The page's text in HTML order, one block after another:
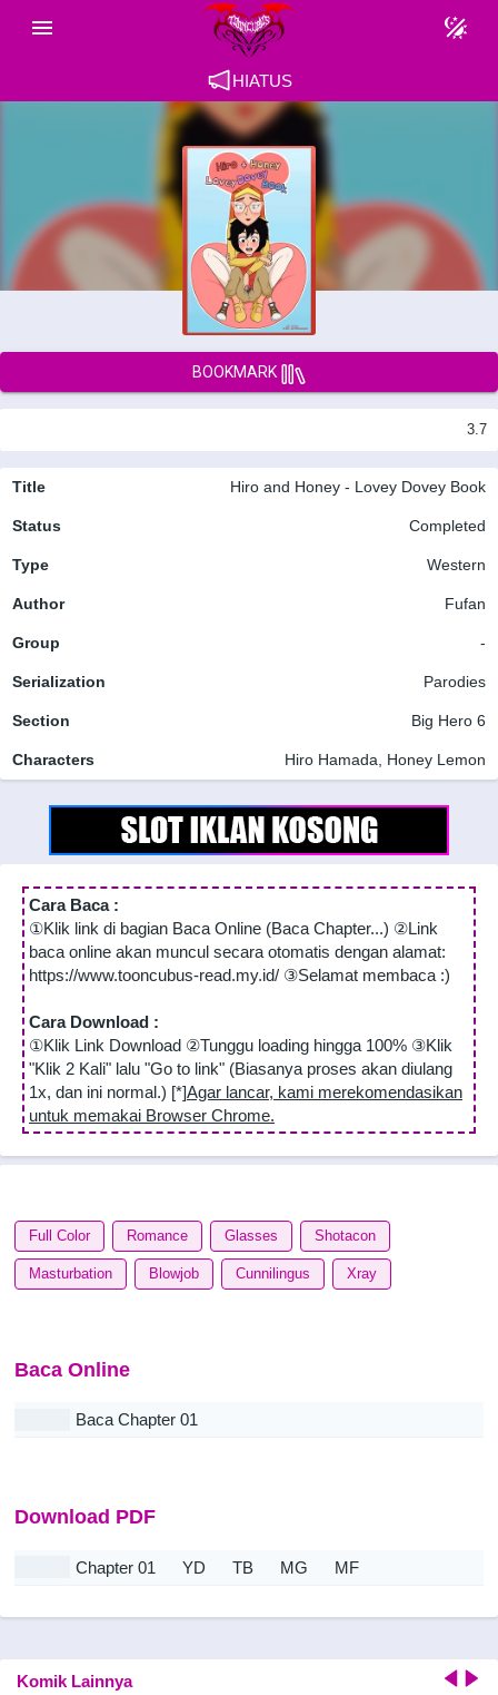
HIATUS
BOOKMARK
3.7
Title Hiro and Honey - Lovey Dovey Book
Status Completed
Type Western
Author Fufan
Group -
Serialization Parodies
Section Big Hero 6
Characters Hiro Hamada, Honey Lemon
Cara Baca :
①Klik link di bagian Baca Online (Baca Chapter...) ②Link
baca online akan muncul secara otomatis dengan alamat:
https://www.tooncubus-read.my.id/ ③Selamat membaca :)
Cara Download :
①Klik Link Download ②Tunggu loading hingga 100% ③Klik
"Klik 2 Kali" lalu "Go to link" (Biasanya proses akan diulang
1x, dan ini normal.) [*]Agar lancar, kami merekomendasikan
untuk memakai Browser Chrome.
Full Color Romance Glasses Shotacon
Masturbation Blowjob Cunnilingus Xray
Baca Online
Baca Chapter 01
Download PDF
Chapter 01 YD TB MG MF
Komik Lainnya